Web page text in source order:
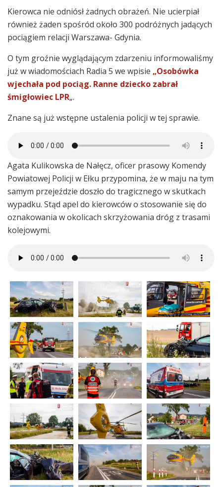
Kierowca nie odniósł żadnych obrażeń. Nie ucierpiał
również żaden spośród około 300 podróżnych jadących
pociągiem relacji Warszawa- Gdynia.
O tym groźnie wyglądającym zdarzeniu informowaliśmy
już w wiadomościach Radia 5 we wpisie „Osobówka
wjechała pod pociąg. Ranne dziecko zabrał
śmigłowiec LPR„.
Znane są już wstępne ustalenia policji w tej sprawie.
Agata Kulikowska de Nałęcz, oficer prasowy Komendy
Powiatowej Policji w Ełku przypomina, że w maju na tym
samym przejeździe doszło do tragicznego w skutkach
wypadku. Stąd apel do kierowców o stosowanie się do
oznakowania w okolicach skrzyżowania dróg z trasami
kolejowymi.